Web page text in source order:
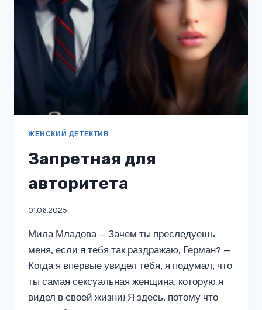
ЖЕНСКИЙ ДЕТЕКТИВ
Запретная для
авторитета
01.06.2025
Мила Младова — Зачем ты преследуешь
меня, если я тебя так раздражаю, Герман? —
Когда я впервые увидел тебя, я подумал, что
ты самая сексуальная женщина, которую я
видел в своей жизни! Я здесь, потому что